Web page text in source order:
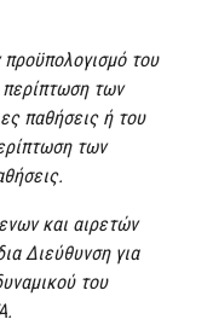
του
των
παθήσεις ή του
των
και αιρετών
Διεύθυνση για
του